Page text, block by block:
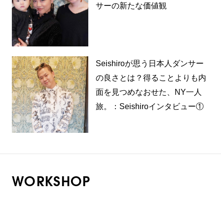
サーの新たな価値観
Seishiroが思う日本人ダンサー
の良さとは？得ることよりも内
面を見つめなおせた、NY一人
旅。：Seishiroインタビュー①
WORKSHOP